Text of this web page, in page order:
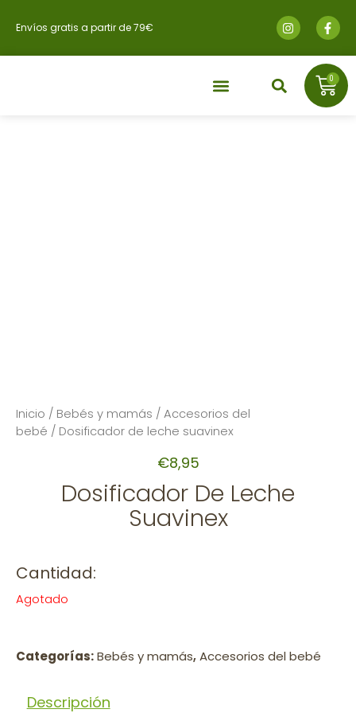
Envíos gratis a partir de 79€
0
Inicio / Bebés y mamás / Accesorios del
bebé / Dosificador de leche suavinex
€8,95
Dosificador De Leche
Suavinex
Cantidad:
Agotado
Categorías:Bebés y mamás,Accesorios del bebé
Descripción